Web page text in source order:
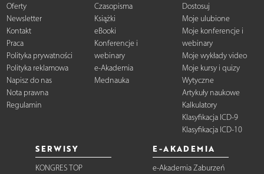
Oferty
Newsletter
Kontakt
Praca
Polityka prywatności
Polityka reklamowa
Napisz do nas
Nota prawna
Regulamin
Czasopisma
Książki
eBooki
Konferencje i
webinary
e-Akademia
Mednauka
Dostosuj
Moje ulubione
Moje konferencje i
webinary
Moje wykłady video
Moje kursy i quizy
Wytyczne
Artykuły naukowe
Kalkulatory
Klasyfikacja ICD-9
Klasyfikacja ICD-10
SERWISY
KONGRES TOP
E-AKADEMIA
e-Akademia Zaburzeń